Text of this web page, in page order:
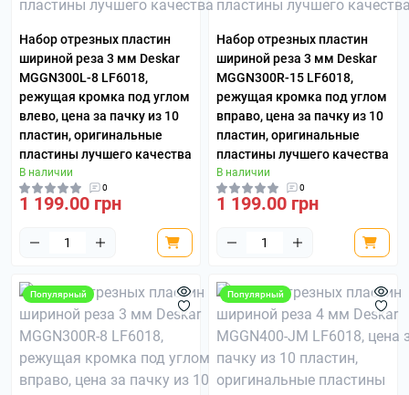
Набор отрезных пластин
шириной реза 3 мм Deskar
MGGN300L-8 LF6018,
режущая кромка под углом
влево, цена за пачку из 10
пластин, оригинальные
пластины лучшего качества
В наличии
0
1 199.00 грн
Набор отрезных пластин
шириной реза 3 мм Deskar
MGGN300R-15 LF6018,
режущая кромка под углом
вправо, цена за пачку из 10
пластин, оригинальные
пластины лучшего качества
В наличии
0
1 199.00 грн
Популярный Популярный